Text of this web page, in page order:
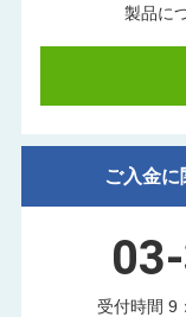
製品に
ご入金
受付時間 9